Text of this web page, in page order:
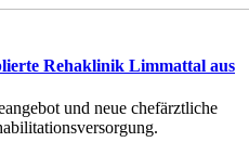
Rehaklinik Limmattal aus
und neue chefärztliche